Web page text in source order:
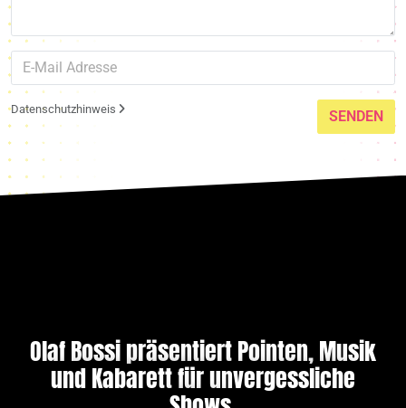
Datenschutzhinweis SENDEN
Olaf Bossi präsentiert Pointen, Musik
und Kabarett für unvergessliche